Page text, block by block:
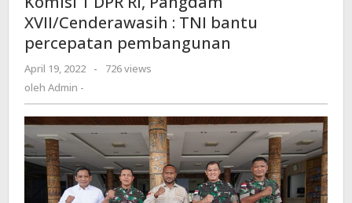
1
:
TNI
bantu
percepatan
pembangunan
XVII/Cenderawasih : TNI bantu
percepatan pembangunan
April 19, 2022
oleh
-
726 views
oleh Admin -